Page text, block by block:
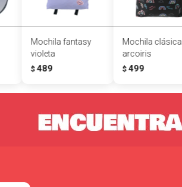
Mochila fantasy
violeta
$ 489
Mochila clásica
arcoiris
$ 499